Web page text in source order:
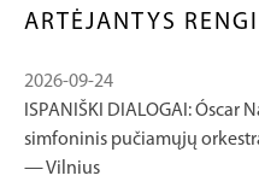
ARTĖJANTYS
ISPANIŠKI DIALOGAI:
simfoninis pučiamųjų
Vilnius
2026-09-24